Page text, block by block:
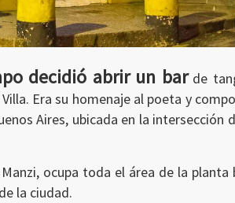
decidió abrir un barde
Era su homenaje al poeta y
Aires, ubicada en la intersección
ocupa toda el área de la planta
la ciudad.